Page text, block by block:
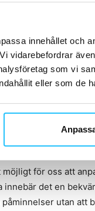
innehållet och
vidarebefordrar
som vi
eller som de
med
Vi kan som
för oss att
det en
utan att